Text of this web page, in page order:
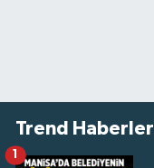
Trend Haberler